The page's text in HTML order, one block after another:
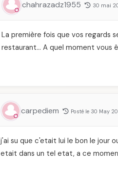
chahrazadz1955 30 mai
La première fois que vos regards
restaurant… A quel moment vous
carpediem Posté le 30 May
j'ai su que c'etait lui le bon le jour
etait dans un tel etat, a ce